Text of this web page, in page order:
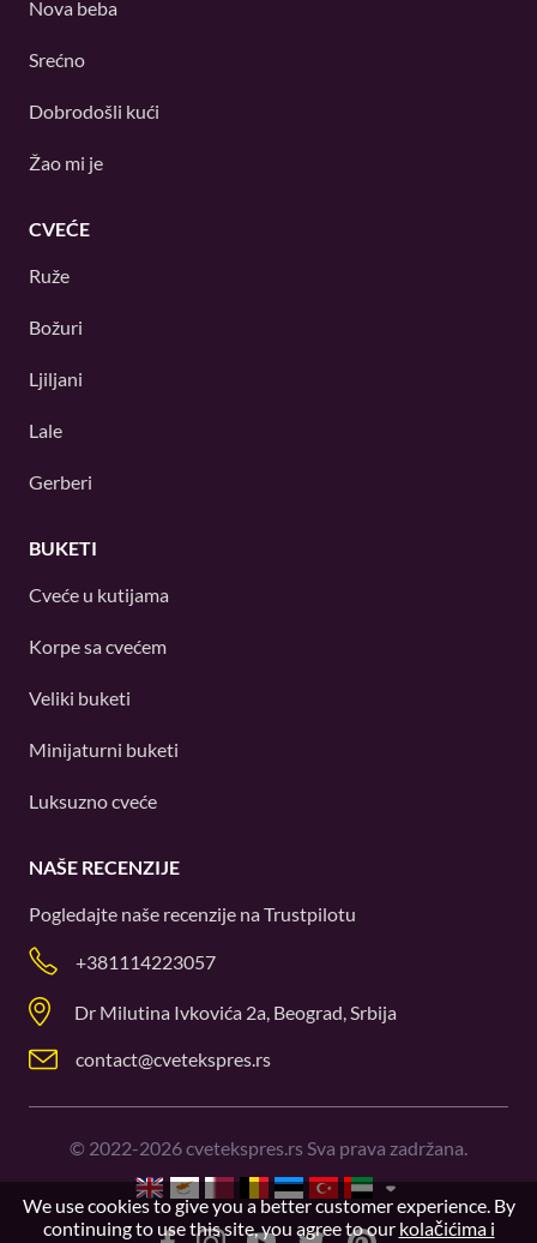
Nova beba
Srećno
Dobrodošli kući
Žao mi je
CVEĆE
Ruže
Božuri
Ljiljani
Lale
Gerberi
BUKETI
Cveće u kutijama
Korpe sa cvećem
Veliki buketi
Minijaturni buketi
Luksuzno cveće
NAŠE RECENZIJE
Pogledajte naše recenzije naTrustpilotu
+381114223057
Dr Milutina Ivkovića 2a, Beograd, Srbija
contact@cvetekspres.rs
© 2022-2026cvetekspres.rs Sva prava zadržana.
We use cookies to give you a better customer experience. By
continuing to use this site, you agree to our kolačićima i